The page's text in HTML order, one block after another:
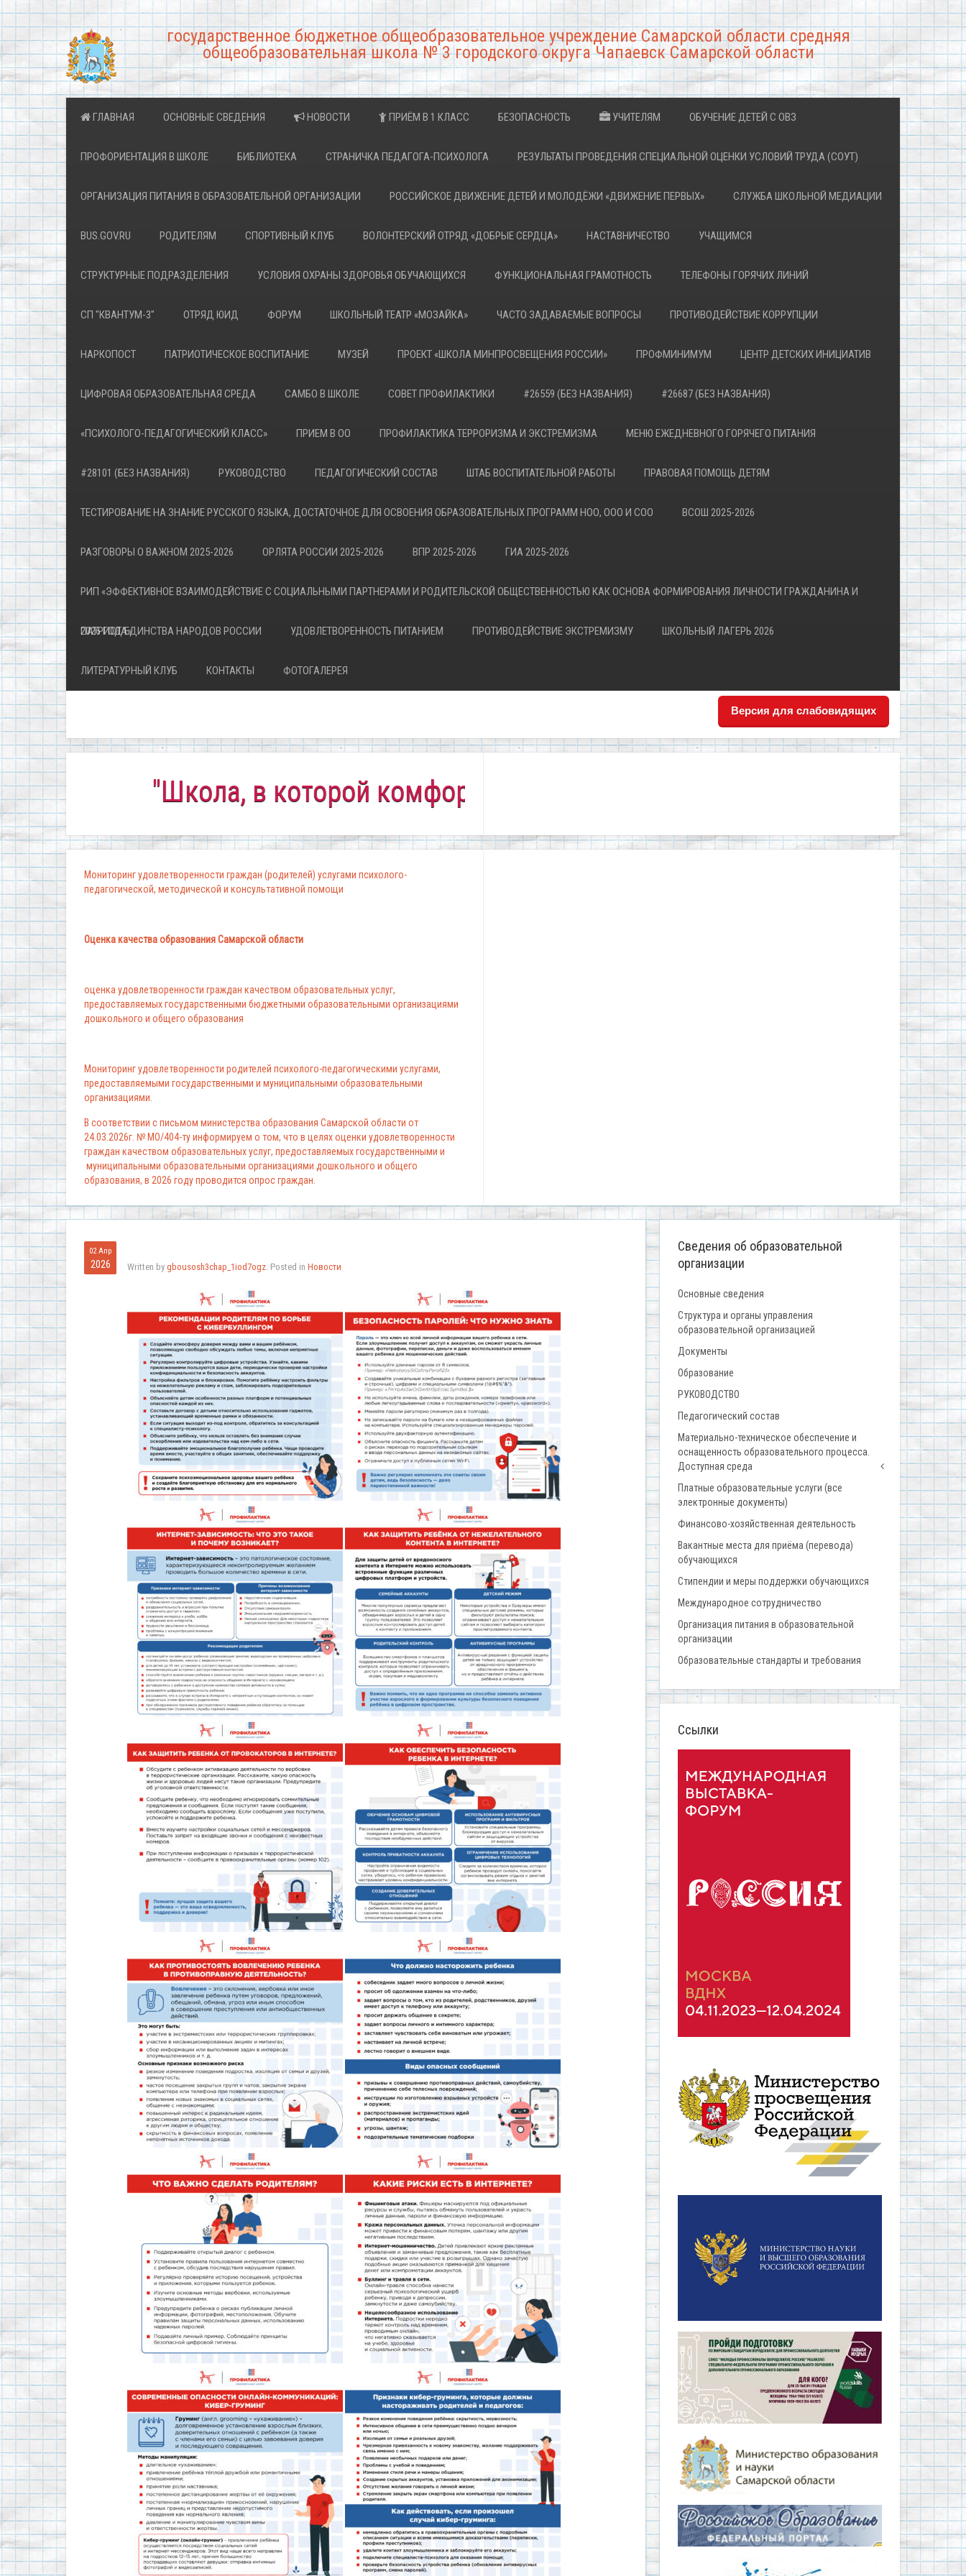
государственное бюджетное общеобразовательное учреждение Самарской области средняя
общеобразовательная школа № 3 городского округа Чапаевск Самарской области
ГЛАВНАЯ ОСНОВНЫЕ СВЕДЕНИЯ НОВОСТИ ПРИЁМ В 1 КЛАСС БЕЗОПАСНОСТЬ УЧИТЕЛЯМ ОБУЧЕНИЕ ДЕТЕЙ С ОВЗ
ПРОФОРИЕНТАЦИЯ В ШКОЛЕ БИБЛИОТЕКА СТРАНИЧКА ПЕДАГОГА-ПСИХОЛОГА РЕЗУЛЬТАТЫ ПРОВЕДЕНИЯ СПЕЦИАЛЬНОЙ ОЦЕНКИ УСЛОВИЙ ТРУДА (СОУТ)
ОРГАНИЗАЦИЯ ПИТАНИЯ В ОБРАЗОВАТЕЛЬНОЙ ОРГАНИЗАЦИИ РОССИЙСКОЕ ДВИЖЕНИЕ ДЕТЕЙ И МОЛОДЁЖИ «ДВИЖЕНИЕ ПЕРВЫХ» СЛУЖБА ШКОЛЬНОЙ МЕДИАЦИИ
BUS.GOV.RU РОДИТЕЛЯМ СПОРТИВНЫЙ КЛУБ ВОЛОНТЕРСКИЙ ОТРЯД «ДОБРЫЕ СЕРДЦА» НАСТАВНИЧЕСТВО УЧАЩИМСЯ
СТРУКТУРНЫЕ ПОДРАЗДЕЛЕНИЯ УСЛОВИЯ ОХРАНЫ ЗДОРОВЬЯ ОБУЧАЮЩИХСЯ ФУНКЦИОНАЛЬНАЯ ГРАМОТНОСТЬ ТЕЛЕФОНЫ ГОРЯЧИХ ЛИНИЙ
СП "КВАНТУМ-3" ОТРЯД ЮИД ФОРУМ ШКОЛЬНЫЙ ТЕАТР «МОЗАЙКА» ЧАСТО ЗАДАВАЕМЫЕ ВОПРОСЫ ПРОТИВОДЕЙСТВИЕ КОРРУПЦИИ
НАРКОПОСТ ПАТРИОТИЧЕСКОЕ ВОСПИТАНИЕ МУЗЕЙ ПРОЕКТ «ШКОЛА МИНПРОСВЕЩЕНИЯ РОССИИ» ПРОФМИНИМУМ ЦЕНТР ДЕТСКИХ ИНИЦИАТИВ
ЦИФРОВАЯ ОБРАЗОВАТЕЛЬНАЯ СРЕДА САМБО В ШКОЛЕ СОВЕТ ПРОФИЛАКТИКИ #26559 (БЕЗ НАЗВАНИЯ) #26687 (БЕЗ НАЗВАНИЯ)
«ПСИХОЛОГО-ПЕДАГОГИЧЕСКИЙ КЛАСС» ПРИЕМ В ОО ПРОФИЛАКТИКА ТЕРРОРИЗМА И ЭКСТРЕМИЗМА МЕНЮ ЕЖЕДНЕВНОГО ГОРЯЧЕГО ПИТАНИЯ
#28101 (БЕЗ НАЗВАНИЯ) РУКОВОДСТВО ПЕДАГОГИЧЕСКИЙ СОСТАВ ШТАБ ВОСПИТАТЕЛЬНОЙ РАБОТЫ ПРАВОВАЯ ПОМОЩЬ ДЕТЯМ
ТЕСТИРОВАНИЕ НА ЗНАНИЕ РУССКОГО ЯЗЫКА, ДОСТАТОЧНОЕ ДЛЯ ОСВОЕНИЯ ОБРАЗОВАТЕЛЬНЫХ ПРОГРАММ НОО, ООО И СОО ВСОШ 2025-2026
РАЗГОВОРЫ О ВАЖНОМ 2025-2026 ОРЛЯТА РОССИИ 2025-2026 ВПР 2025-2026 ГИА 2025-2026
РИП «ЭФФЕКТИВНОЕ ВЗАИМОДЕЙСТВИЕ С СОЦИАЛЬНЫМИ ПАРТНЕРАМИ И РОДИТЕЛЬСКОЙ ОБЩЕСТВЕННОСТЬЮ КАК ОСНОВА ФОРМИРОВАНИЯ ЛИЧНОСТИ ГРАЖДАНИНА И
ПАТРИОТА»
2026 ГОД ЕДИНСТВА НАРОДОВ РОССИИ УДОВЛЕТВОРЕННОСТЬ ПИТАНИЕМ ПРОТИВОДЕЙСТВИЕ ЭКСТРЕМИЗМУ ШКОЛЬНЫЙ ЛАГЕРЬ 2026
ЛИТЕРАТУРНЫЙ КЛУБ КОНТАКТЫ ФОТОГАЛЕРЕЯ
Версия для слабовидящих
"Школа, в которой комфортно всем!"
Мониторинг удовлетворенности граждан (родителей) услугами психолого-
педагогической, методической и консультативной помощи
Оценка качества образования Самарской области
оценка удовлетворенности граждан качеством образовательных услуг,
предоставляемых государственными бюджетными образовательными организациями
дошкольного и общего образования
Мониторинг удовлетворенности родителей психолого-педагогическими услугами,
предоставляемыми государственными и муниципальными образовательными
организациями.
В соответствии с письмом министерства образования Самарской области от
24.03.2026г. № МО/404-ту информируем о том, что в целях оценки удовлетворенности
граждан качеством образовательных услуг, предоставляемых государственными и
муниципальными образовательными организациями дошкольного и общего
образования, в 2026 году проводится опрос граждан.
02 Апр
2026 Written by gbousosh3chap_1iod7ogz. Posted in Новости
Сведения об образовательной
организации
Основные сведения
Структура и органы управления
образовательной организацией
Документы
Образование
РУКОВОДСТВО
Педагогический состав
Материально-техническое обеспечение и
оснащенность образовательного процесса.
Доступная среда
Платные образовательные услуги (все
электронные документы)
Финансово-хозяйственная деятельность
Вакантные места для приёма (перевода)
обучающихся
Стипендии и меры поддержки обучающихся
Международное сотрудничество
Организация питания в образовательной
организации
Образовательные стандарты и требования
Ссылки